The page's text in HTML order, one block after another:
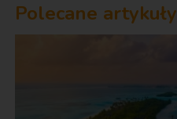
Polecane artykuły